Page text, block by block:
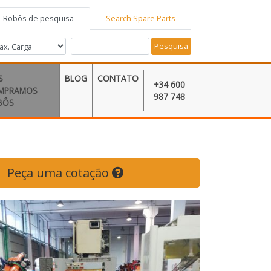
Robôs de pesquisa Search Spare Parts
Pesquisa
BLOG CONTATO
+34 600
987 748
Peça uma cotação